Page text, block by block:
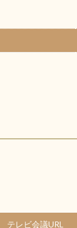
テレビ会議URL